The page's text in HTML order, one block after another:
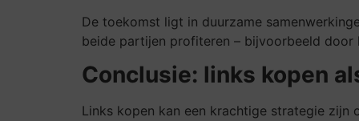
De toekomst ligt in duurzame
beide partijen profiteren – bijvoorbeeld door
Conclusie: links kopen
Links kopen kan een krachtige strategie zijn